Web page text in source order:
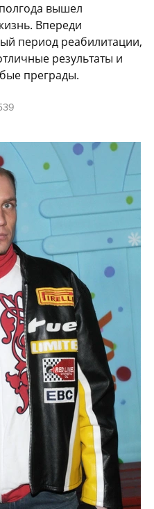
вышел
Впереди
период реабилитации,
результаты и
преграды.